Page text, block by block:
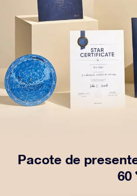
Pacote de
60